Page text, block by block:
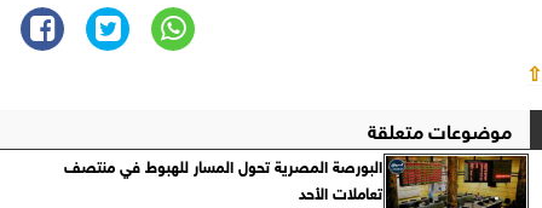
⇧
موضوعات متعلقة
البورصة المصرية تحول المسار للهبوط في منتصف
تعاملات الأحد